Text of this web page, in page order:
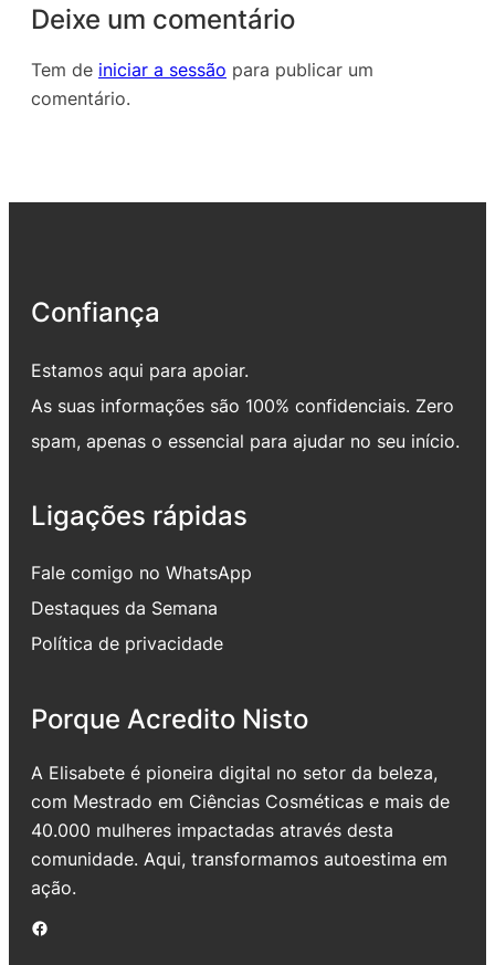
Deixe um comentário
Tem de iniciar a sessão para publicar um
comentário.
Confiança
Estamos aqui para apoiar.
As suas informações são 100% confidenciais. Zero
spam, apenas o essencial para ajudar no seu início.
Ligações rápidas
Fale comigo no WhatsApp
Destaques da Semana
Política de privacidade
Porque Acredito Nisto
A Elisabete é pioneira digital no setor da beleza,
com Mestrado em Ciências Cosméticas e mais de
40.000 mulheres impactadas através desta
comunidade. Aqui, transformamos autoestima em
ação.
Facebook